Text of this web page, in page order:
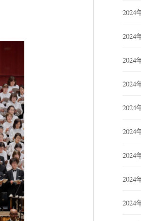
2024
2024
2024
2024
2024
2024
2024
2024
2024